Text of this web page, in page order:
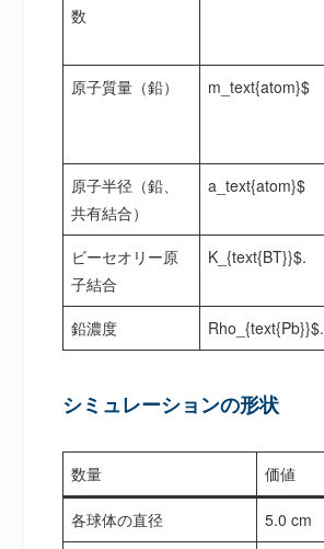
数
原子質量（鉛）
m_text{atom}$
原子半径（鉛、
共有結合）
a_text{atom}$
ビーセオリー原
子結合
K_{text{BT}}$.
鉛濃度 Rho_{text{Pb}}$.
シミュレーションの形状
数量 価値
各球体の直径
5.0 cm